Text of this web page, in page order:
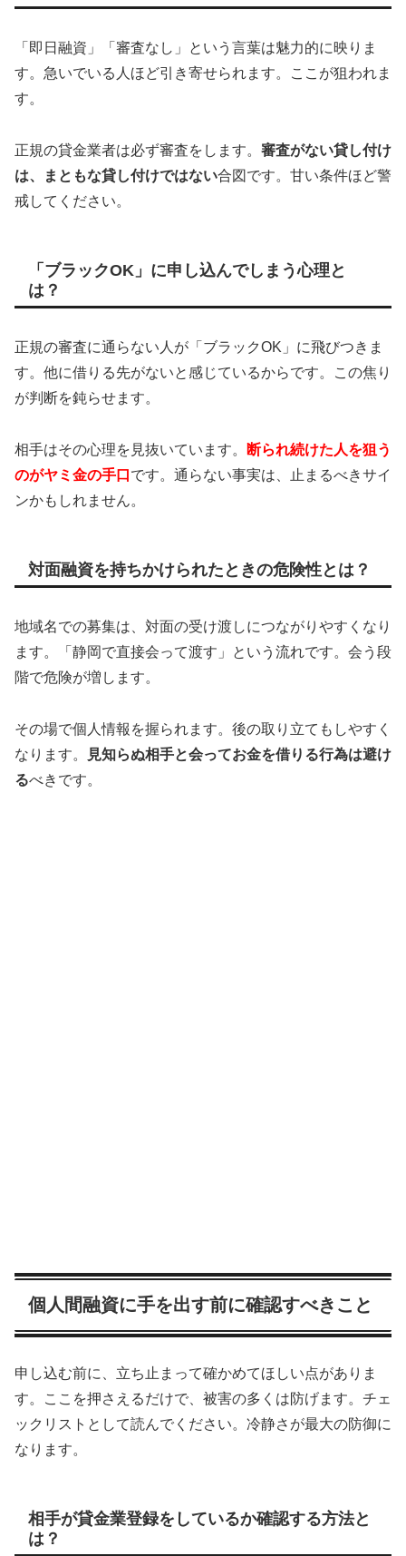
「即日融資」「審査なし」という言葉は魅力的に映りま
す。急いでいる人ほど引き寄せられます。ここが狙われま
す。
正規の貸金業者は必ず審査をします。 審査がない貸し付け
は、まともな貸し付けではない合図です。甘い条件ほど警
戒してください。
「ブラックOK」に申し込んでしまう心理と
は？
正規の審査に通らない人が「ブラックOK」に飛びつきま
す。他に借りる先がないと感じているからです。この焦り
が判断を鈍らせます。
相手はその心理を見抜いています。
断られ続けた人を狙う
のがヤミ金の手口 です。通らない事実は、止まるべきサイ
ンかもしれません。
対面融資を持ちかけられたときの危険性とは？
地域名での募集は、対面の受け渡しにつながりやすくなり
ます。「静岡で直接会って渡す」という流れです。会う段
階で危険が増します。
その場で個人情報を握られます。後の取り立てもしやすく
なります。
見知らぬ相手と会ってお金を借りる行為は避け
るべきです。
個人間融資に手を出す前に確認すべきこと
申し込む前に、立ち止まって確かめてほしい点がありま
す。ここを押さえるだけで、被害の多くは防げます。チェ
ックリストとして読んでください。冷静さが最大の防御に
なります。
相手が貸金業登録をしているか確認する方法と
は？